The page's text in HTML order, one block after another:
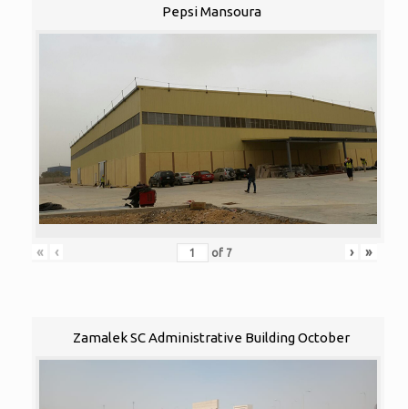
Pepsi Mansoura
« ‹ of 7 › »
Zamalek SC Administrative Building October